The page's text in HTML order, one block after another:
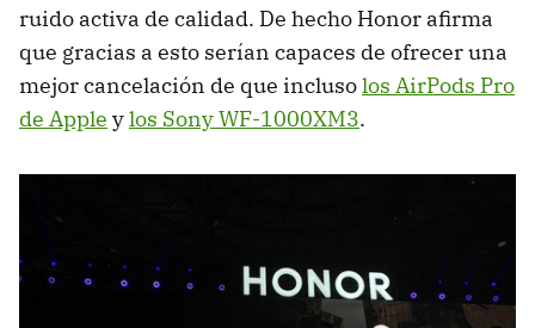
ruido activa de calidad. De hecho Honor afirma
que gracias a esto serían capaces de ofrecer una
mejor cancelación de que inclusolos AirPods Pro
de Apple ylos Sony WF-1000XM3.